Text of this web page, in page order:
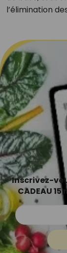
l’élimination
Inscrivez-
CADEAU 15